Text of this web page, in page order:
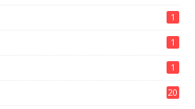
1
1
1
20